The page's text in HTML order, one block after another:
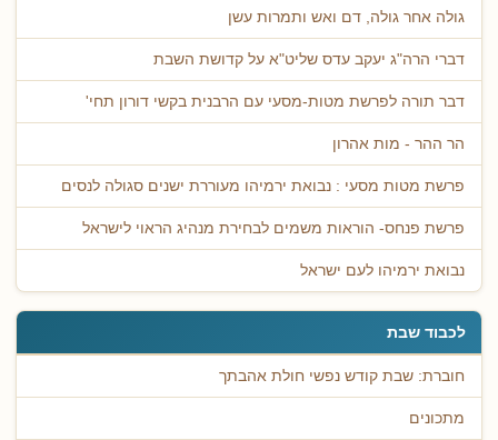
גולה אחר גולה, דם ואש ותמרות עשן
דברי הרה"ג יעקב עדס שליט"א על קדושת השבת
דבר תורה לפרשת מטות-מסעי עם הרבנית בקשי דורון תחי'
הר ההר - מות אהרון
פרשת מטות מסעי : נבואת ירמיהו מעוררת ישנים סגולה לנסים
פרשת פנחס- הוראות משמים לבחירת מנהיג הראוי לישראל
נבואת ירמיהו לעם ישראל
לכבוד שבת
חוברת: שבת קודש נפשי חולת אהבתך
מתכונים